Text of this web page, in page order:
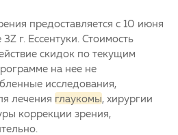
предоставляется с 10 июня
г. Ессентуки. Стоимость
скидок по текущим
на нее не
исследования,
лечения глаукомы , хирургии
коррекции зрения,